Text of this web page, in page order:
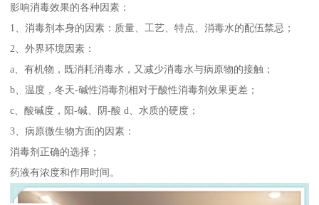
影响消毒效果的各种因素：
1、消毒剂本身的因素：质量、工艺、特点、消毒水的配伍禁忌；
2、外界环境因素：
a、有机物，既消耗消毒水，又减少消毒水与病原物的接触；
b、温度，冬天-碱性消毒剂相对于酸性消毒剂效果更差；
c、酸碱度，阳-碱、阴-酸 d、水质的硬度；
3、病原微生物方面的因素：
消毒剂正确的选择；
药液有浓度和作用时间。